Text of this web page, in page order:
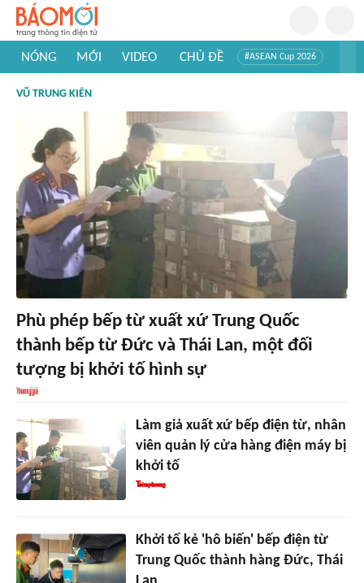
NÓNG MỚI VIDEO CHỦ ĐỀ #ASEAN Cup 2026
#Khám phá thế giới
VŨ TRUNG KIÊN
Phù phép bếp từ xuất xứ Trung Quốc
thành bếp từ Đức và Thái Lan, một đối
tượng bị khởi tố hình sự
Làm giả xuất xứ bếp điện từ, nhân
viên quản lý cửa hàng điện máy bị
khởi tố
Khởi tố kẻ 'hô biến' bếp điện từ
Trung Quốc thành hàng Đức, Thái